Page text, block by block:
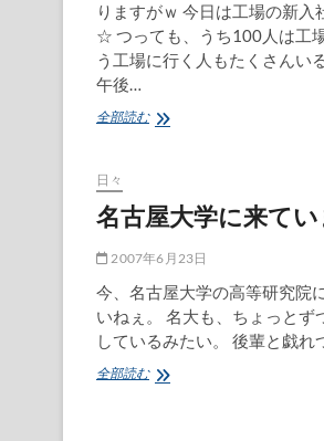
りますがｗ 今日は工場の新
☆ つっても、うち100人は工
う工場に行く人もたくさんい
午後…
全部読む新
ン
大
日々
名古屋大学に来て
2007年6月23日
今、名古屋大学の高等研究院
いねぇ。 名大も、ちょっと
しているみたい。 後輩と戯れ
全部読む名